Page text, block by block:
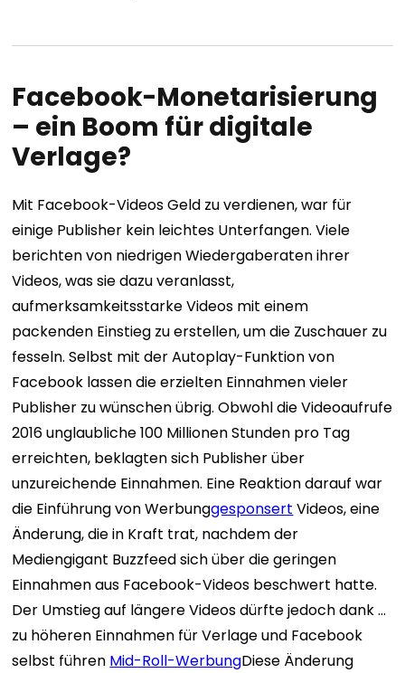
Facebook-Monetarisierung
– ein Boom für digitale
Verlage?
Mit Facebook-Videos Geld zu verdienen, war für
einige Publisher kein leichtes Unterfangen. Viele
berichten von niedrigen Wiedergaberaten ihrer
Videos, was sie dazu veranlasst,
aufmerksamkeitsstarke Videos mit einem
packenden Einstieg zu erstellen, um die Zuschauer zu
fesseln. Selbst mit der Autoplay-Funktion von
Facebook lassen die erzielten Einnahmen vieler
Publisher zu wünschen übrig. Obwohl die Videoaufrufe
2016 unglaubliche 100 Millionen Stunden pro Tag
erreichten, beklagten sich Publisher über
unzureichende Einnahmen. Eine Reaktion darauf war
die Einführung von Werbunggesponsert Videos, eine
Änderung, die in Kraft trat, nachdem der
Mediengigant Buzzfeed sich über die geringen
Einnahmen aus Facebook-Videos beschwert hatte.
Der Umstieg auf längere Videos dürfte jedoch dank …
zu höheren Einnahmen für Verlage und Facebook
selbst führen Mid-Roll-WerbungDiese Änderung